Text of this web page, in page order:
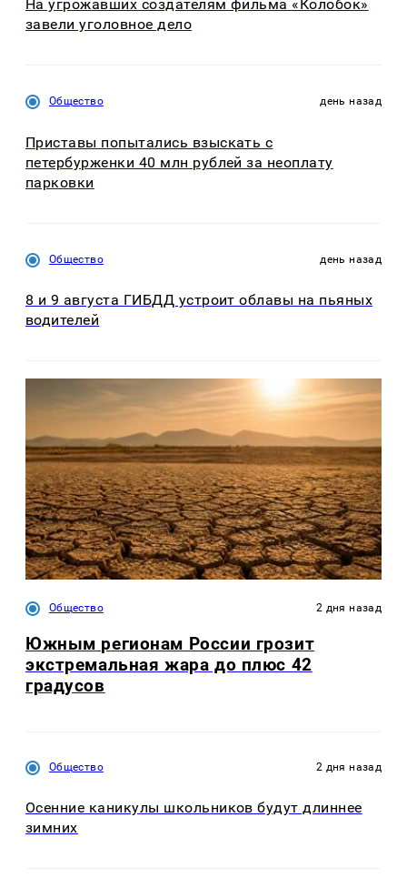
На угрожавших создателям фильма «Колобок»
завели уголовное дело
Общество день назад
Приставы попытались взыскать с
петербурженки 40 млн рублей за неоплату
парковки
Общество день назад
8 и 9 августа ГИБДД устроит облавы на пьяных
водителей
Общество 2 дня назад
Южным регионам России грозит
экстремальная жара до плюс 42
градусов
Общество 2 дня назад
Осенние каникулы школьников будут длиннее
зимних